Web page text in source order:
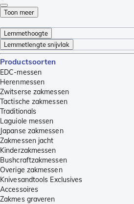
Toon meer
Lemmethoogte
Lemmetlengte snijvlak
Productsoorten
EDC-messen
Herenmessen
Zwitserse zakmessen
Tactische zakmessen
Traditionals
Laguiole messen
Japanse zakmessen
Zakmessen jacht
Kinderzakmessen
Bushcraftzakmessen
Overige zakmessen
Knivesandtools Exclusives
Accessoires
Zakmes graveren